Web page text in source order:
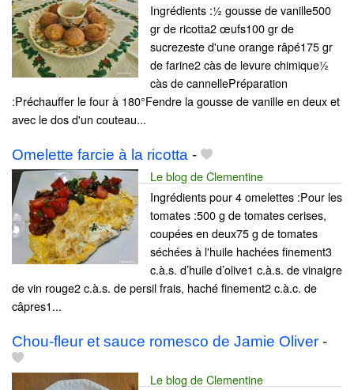
Ingrédients :½ gousse de vanille500
gr de ricotta2 œufs100 gr de
sucrezeste d'une orange râpé175 gr
de farine2 càs de levure chimique½
càs de cannellePréparation
:Préchauffer le four à 180°Fendre la gousse de vanille en deux et
avec le dos d'un couteau...
Omelette farcie à la ricotta -
Le blog de Clementine
Ingrédients pour 4 omelettes :Pour les
tomates :500 g de tomates cerises,
coupées en deux75 g de tomates
séchées à l'huile hachées finement3
c.à.s. d’huile d’olive1 c.à.s. de vinaigre
de vin rouge2 c.à.s. de persil frais, haché finement2 c.à.c. de
câpres1...
Chou-fleur et sauce romesco de Jamie Oliver -
Le blog de Clementine